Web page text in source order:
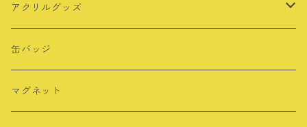
バッグ
その他
ロングTシャツ
定規
シール・ステッカー
ポストカード
アクリルグッズ
キーホルダー
アクリルスタンド
缶バッジ
マグネット